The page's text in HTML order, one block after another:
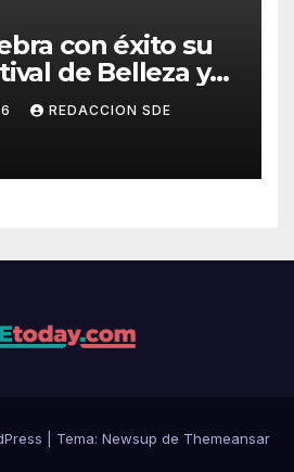
con éxito su
de Belleza y
REDACCION SDE
Tema: Newsup de Themeansar